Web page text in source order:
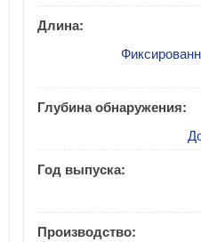
Длина:
Глубина обнаружения:
Год выпуска:
Производство: